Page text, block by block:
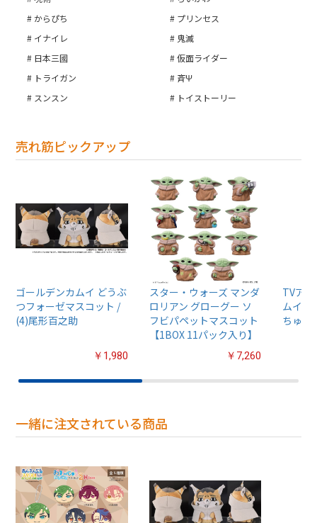
からぴち
プリンセス
イナイレ
鬼滅
日本三國
仮面ライダー
トライガン
斉Ψ
スンスン
トイストーリー
売れ筋ピックアップ
ゴールデンカムイ どうぶ
つフォーゼマスコット /
(4)尾形百之助
￥1,980
スター・ウォーズ マンダ
ロリアン グローグー ソ
フビパペットマスコット
【1BOX 11パック入り】
￥7,260
TVア
ムイ』
ちゅる
一緒に注文されている商品
お買い物を続ける
カートへ進む